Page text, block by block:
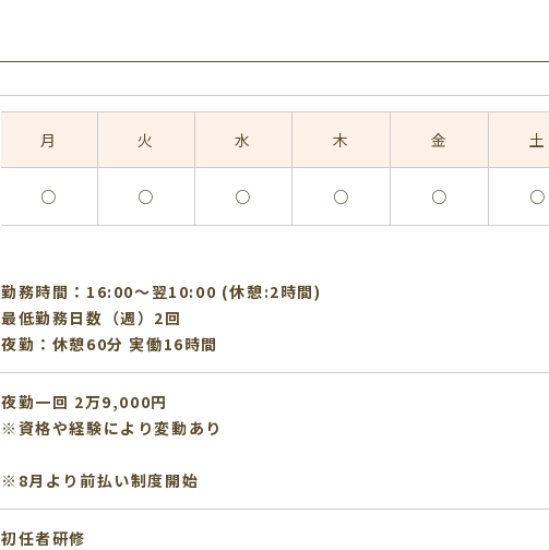
月 火 水 木 金 土
○ ○ ○ ○ ○ ○
勤務時間：16:00〜翌10:00 (休憩:2時間)
最低勤務日数（週）2回
夜勤：休憩60分 実働16時間
夜勤一回 2万9,000円
※資格や経験により変動あり
※8月より前払い制度開始
初任者研修